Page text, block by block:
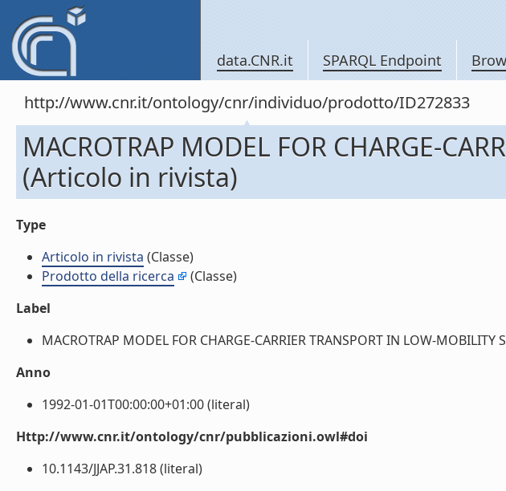
data.CNR.it SPARQL Endpoint
http://www.cnr.it/ontology/cnr/individuo/prodotto/ID272833
MACROTRAP MODEL FOR CHARGE-
(Articolo in rivista)
Type
Articolo in rivista (Classe)
Prodotto della ricerca
(Classe)
Label
MACROTRAP MODEL FOR CHARGE-CARRIER TRANSPORT IN LOW-
Anno
1992-01-01T00:00:00+01:00 (literal)
Http://www.cnr.it/ontology/cnr/pubblicazioni.owl#doi
10.1143/JJAP.31.818 (literal)